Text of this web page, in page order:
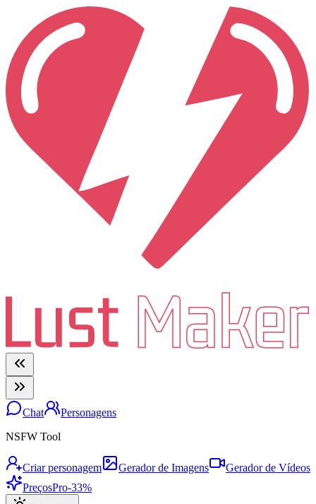
Chat
Personagens
NSFW Tool
Criar personagem Gerador de Imagens
Gerador de Vídeos
PreçosPro-33%